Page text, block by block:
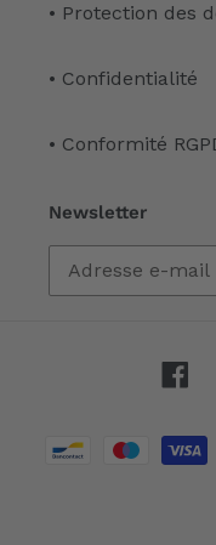
• Protection des
• Confidentialité
• Conformité
Newsletter